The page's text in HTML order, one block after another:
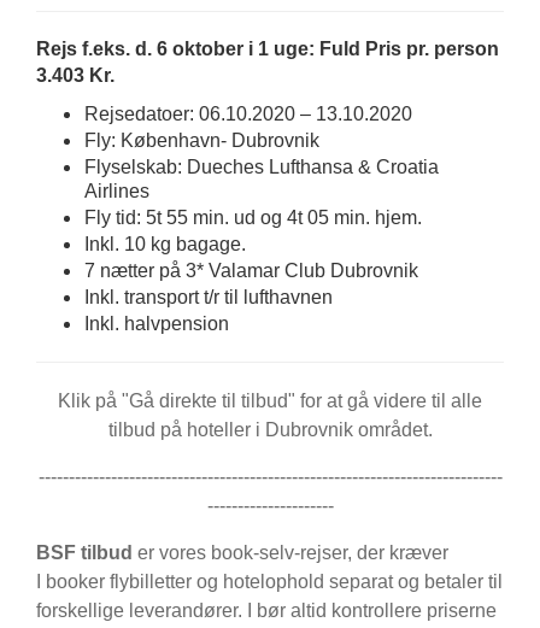
Rejs f.eks. d. 6 oktober i 1 uge: Fuld Pris pr. person
3.403 Kr.
Rejsedatoer: 06.10.2020 – 13.10.2020
Fly: København- Dubrovnik
Flyselskab: Dueches Lufthansa & Croatia
Airlines
Fly tid: 5t 55 min. ud og 4t 05 min. hjem.
Inkl. 10 kg bagage.
7 nætter på 3* Valamar Club Dubrovnik
Inkl. transport t/r til lufthavnen
Inkl. halvpension
Klik på "Gå direkte til tilbud" for at gå videre til alle
tilbud på hoteller i Dubrovnik området.
-----------------------------------------------------------------------------
---------------------
BSF tilbud er vores book-selv-rejser, der kræver
I booker flybilletter og hotelophold separat og betaler til
forskellige leverandører. I bør altid kontrollere priserne